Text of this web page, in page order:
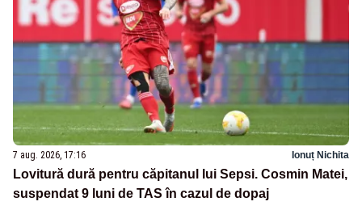
7 aug. 2026, 17:16 Ionuț Nichita
Lovitură dură pentru căpitanul lui Sepsi. Cosmin Matei,
suspendat 9 luni de TAS în cazul de dopaj